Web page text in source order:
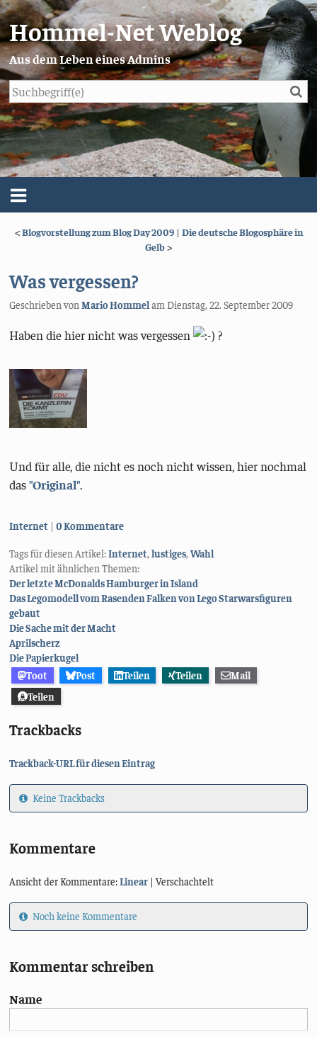
Hommel-Net Weblog
Aus dem Leben eines Admins
Menü
<Blogvorstellung zum Blog Day 2009 | Die deutsche Blogosphäre in
Gelb>
Was vergessen?
Geschrieben vonMario HommelamDienstag, 22. September 2009
Haben die hier nicht was vergessen ?
Und für alle, die nicht es noch nicht wissen, hier nochmal
das"Original".
Kategorien:
Internet 0 Kommentare
Tags für diesen Artikel:Internet,lustiges,Wahl
Artikel mit ähnlichen Themen:
Der letzte McDonalds Hamburger in Island
Das Legomodell vom Rasenden Falken von Lego Starwarsfiguren
gebaut
Die Sache mit der Macht
Aprilscherz
Die Papierkugel
Toot
Post Teilen Teilen
Mail
Teilen
Trackbacks
Trackback-URL für diesen Eintrag
Keine Trackbacks
Kommentare
Ansicht der Kommentare:Linear | Verschachtelt
Noch keine Kommentare
Kommentar schreiben
Name